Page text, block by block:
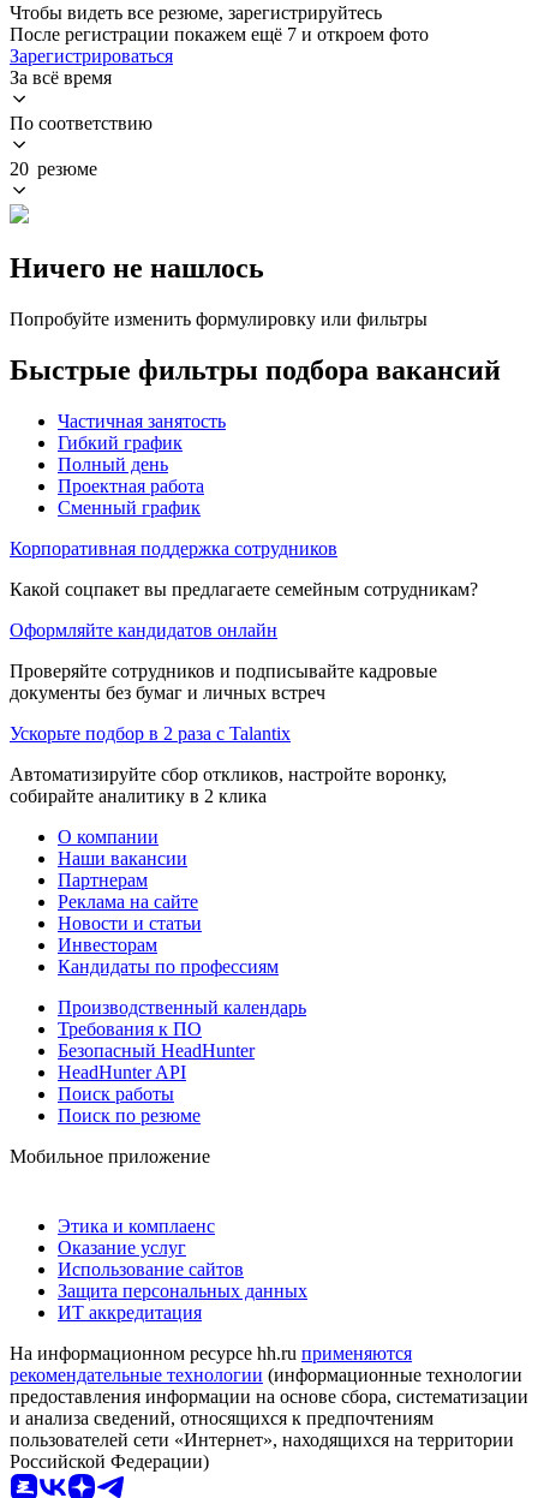
Чтобы видеть все резюме, зарегистрируйтесь
После регистрации покажем ещё 7 и откроем фото
Зарегистрироваться
За всё время
По соответствию
20 резюме
Ничего не нашлось
Попробуйте изменить формулировку или фильтры
Быстрые фильтры подбора вакансий
Частичная занятость
Гибкий график
Полный день
Проектная работа
Сменный график
Корпоративная поддержка сотрудников
Какой соцпакет вы предлагаете семейным сотрудникам?
Оформляйте кандидатов онлайн
Проверяйте сотрудников и подписывайте кадровые
документы без бумаг и личных встреч
Ускорьте подбор в 2 раза с Talantix
Автоматизируйте сбор откликов, настройте воронку,
собирайте аналитику в 2 клика
О компании
Наши вакансии
Партнерам
Реклама на сайте
Новости и статьи
Инвесторам
Кандидаты по профессиям
Производственный календарь
Требования к ПО
Безопасный HeadHunter
HeadHunter API
Поиск работы
Поиск по резюме
Мобильное приложение
Этика и комплаенс
Оказание услуг
Использование сайтов
Защита персональных данных
ИТ аккредитация
На информационном ресурсе hh.ru применяются
рекомендательные технологии (информационные технологии
предоставления информации на основе сбора, систематизации
и анализа сведений, относящихся к предпочтениям
пользователей сети «Интернет», находящихся на территории
Российской Федерации)